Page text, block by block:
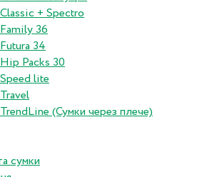
+ Spectro
36
34
Packs 30
lite
(Сумки через плече)
сумки